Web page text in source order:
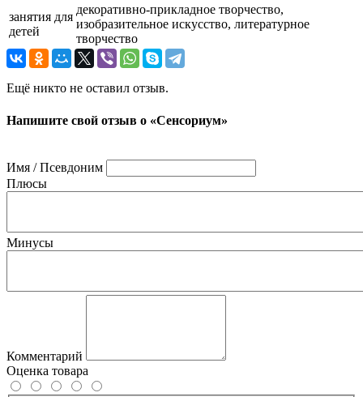
занятия для
детей
декоративно-прикладное творчество,
изобразительное искусство, литературное
творчество
Ещё никто не оставил отзыв.
Напишите свой отзыв о «Сенсориум»
Имя / Псевдоним
Плюсы
Минусы
Комментарий
Оценка товара